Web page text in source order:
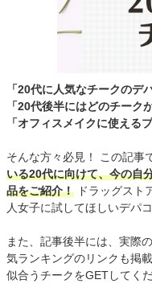
「20代に人気なチークのデ
「20代後半にはどのチーク
「オフィスメイクに使える
そんな方々必見！ この記事
いる20代に向けて、今の自
品をご紹介！ ドラッグスト
人女子に試してほしいデパ
また、記事後半には、実際
気ランキングのリンクも掲
似合うチークをGETしてくだ